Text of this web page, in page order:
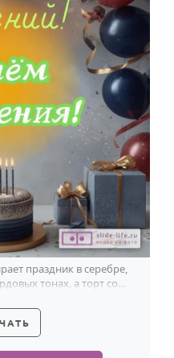
праздник в серебре,
тонах, а торт со